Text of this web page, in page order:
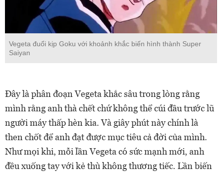
Vegeta đuổi kịp Goku với khoảnh khắc biến hình thành Super
Saiyan
Đây là phân đoạn Vegeta khắc sâu trong lòng rằng
mình rằng anh thà chết chứ không thể cúi đầu trước lũ
người máy thấp hèn kia. Và giây phút này chính là
then chốt để anh đạt được mục tiêu cả đời của mình.
Như mọi khi, mỗi lần Vegeta có sức mạnh mới, anh
đều xuống tay với kẻ thù không thương tiếc. Lần biến